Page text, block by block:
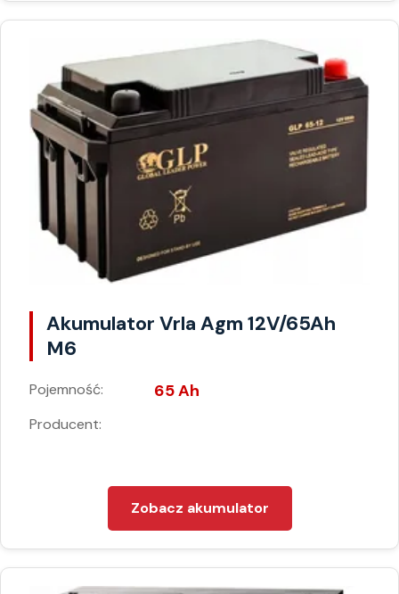
Akumulator Vrla Agm 12V/65Ah
M6
Pojemność: 65 Ah
Producent:
Zobacz akumulator